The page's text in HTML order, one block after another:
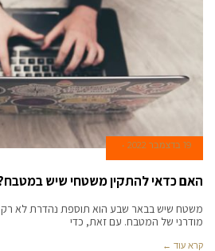
19 בדצמבר 2022
האם כדאי להתקין משטחי שיש
משטח שיש בבאר שבע הוא תוספת נהדרת לא רק
מודרני של המטבח. עם זאת, כדי
קרא עוד ←